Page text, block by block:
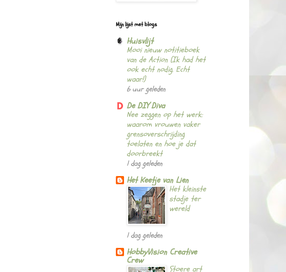
Mijn lijst met blogs
Huisvlijt
Mooi nieuw notitieboek
van de Action (Ik had het
ook echt nodig. Echt
waar!)
6 uur geleden
De DIY Diva
Nee zeggen op het werk:
waarom vrouwen vaker
grensoverschrijding
toelaten en hoe je dat
doorbreekt
1 dag geleden
Het Keetje van Lien
Het kleinste
stadje ter
wereld
1 dag geleden
HobbyVision Creative
Crew
Stoere art